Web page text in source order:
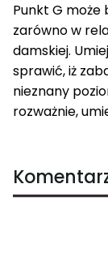
Punkt G może
zarówno w
damskiej.
sprawić, iż
nieznany
rozważnie,